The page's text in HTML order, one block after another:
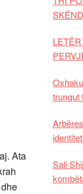
Ata
trungut
Sali